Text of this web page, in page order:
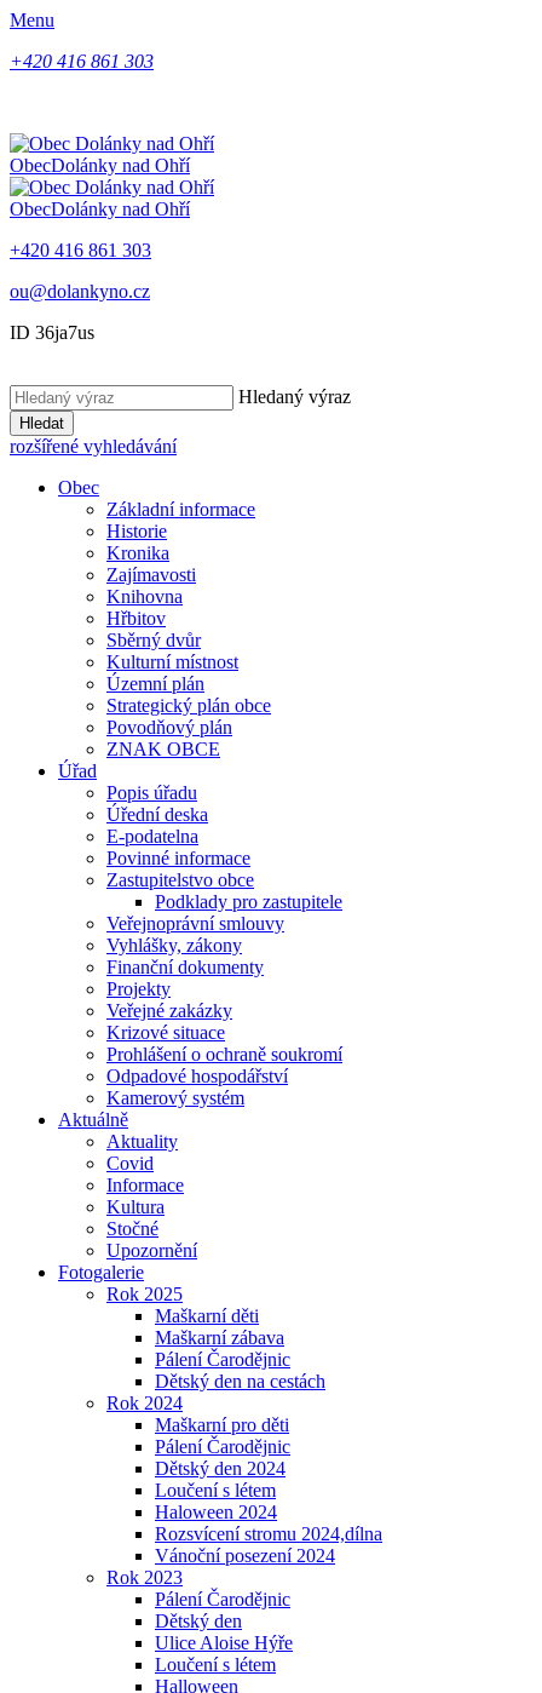
Menu
+420 416 861 303
ObecDolánky nad Ohří
ObecDolánky nad Ohří
+420 416 861 303
ou@dolankyno.cz
ID 36ja7us
Hledaný výraz
Hledat
rozšířené vyhledávání
Obec
Základní informace
Historie
Kronika
Zajímavosti
Knihovna
Hřbitov
Sběrný dvůr
Kulturní místnost
Územní plán
Strategický plán obce
Povodňový plán
ZNAK OBCE
Úřad
Popis úřadu
Úřední deska
E-podatelna
Povinné informace
Zastupitelstvo obce
Podklady pro zastupitele
Veřejnoprávní smlouvy
Vyhlášky, zákony
Finanční dokumenty
Projekty
Veřejné zakázky
Krizové situace
Prohlášení o ochraně soukromí
Odpadové hospodářství
Kamerový systém
Aktuálně
Aktuality
Covid
Informace
Kultura
Stočné
Upozornění
Fotogalerie
Rok 2025
Maškarní děti
Maškarní zábava
Pálení Čarodějnic
Dětský den na cestách
Rok 2024
Maškarní pro děti
Pálení Čarodějnic
Dětský den 2024
Loučení s létem
Haloween 2024
Rozsvícení stromu 2024,dílna
Vánoční posezení 2024
Rok 2023
Pálení Čarodějnic
Dětský den
Ulice Aloise Hýře
Loučení s létem
Halloween